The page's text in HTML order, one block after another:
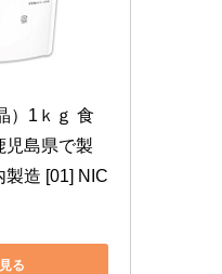
）1ｋｇ 食
児島県で製
造 [01] NIC
る